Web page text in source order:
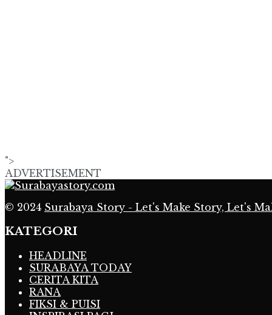
">
ADVERTISEMENT
© 2024 Surabaya Story - Let's Make Story, Let's
KATEGORI
HEADLINE
SURABAYA TODAY
CERITA KITA
RANA
FIKSI & PUISI